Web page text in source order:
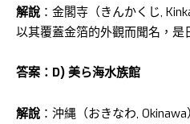
解說 ：金閣寺（きんかくじ,
以其覆蓋金箔的外觀而聞名，是
答案：D) 美ら海水族館
解說 ：沖縄（おきなわ,